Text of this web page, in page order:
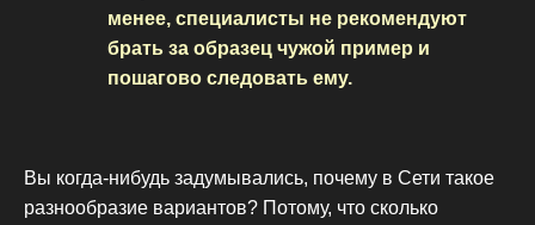
менее, специалисты не рекомендуют
брать за образец чужой пример и
пошагово следовать ему.
Вы когда-нибудь задумывались, почему в Сети такое
разнообразие вариантов? Потому, что сколько